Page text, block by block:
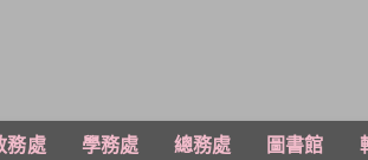
務處 學務處 總務處 圖書館